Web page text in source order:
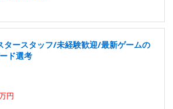
タースタッフ/未経験歓迎/最新ゲームの
ド選考
円